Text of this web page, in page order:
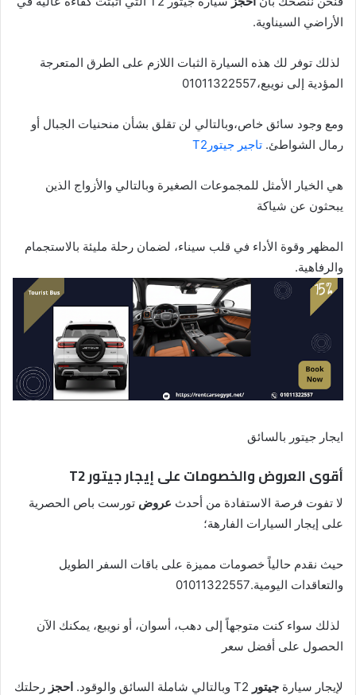
الأراضي السيناوية.
لذلك توفر لك هذه السيارة الثبات اللازم على الطرق المتعرجة
المؤدية إلى نويبع،01011322557
ومع وجود سائق خاص،وبالتالي لن تقلق بشأن منحنيات الجبال أو
رمال الشواطئ. تاجير جيتورT2
هي الخيار الأمثل للمجموعات الصغيرة وبالتالي والأزواج الذين
يبحثون عن شياكة
المظهر وقوة الأداء في قلب سيناء، لضمان رحلة مليئة بالاستجمام
والرفاهية.
ايجار جيتور بالسائق
أقوى العروض والخصومات على إيجار جيتور T2
لا تفوت فرصة الاستفادة من أحدث عروض تورست باص الحصرية
على إيجار السيارات الفارهة؛
حيث نقدم حالياً خصومات مميزة على باقات السفر الطويل
والتعاقدات اليومية.01011322557
لذلك سواء كنت متوجهاً إلى دهب، أسوان، أو نويبع، يمكنك الآن
الحصول على أفضل سعر
لإيجار سيارة جيتور احجز رحلتك